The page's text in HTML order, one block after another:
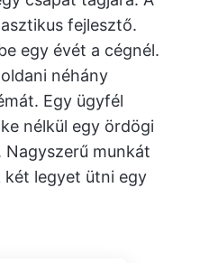
fejlesztő.
egy évét a cégnél.
néhány
Egy ügyfél
nélkül egy ördögi
munkát
legyet ütni egy